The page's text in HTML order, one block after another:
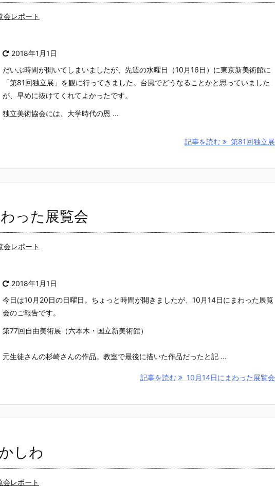
会レポート
2018年1月1日
だいぶ時間が開いてしまいましたが、先週の水曜日（10月16日）に東京新美術館に
「第81回独立展」を観に行ってきました。台風でどうなることかと思っていました
が、早めに抜けてくれてよかったです。
独立美術協会には、大学時代の恩 ...
記事を読む 第81回独立展
った展覧会
会レポート
2018年1月1日
今日は10月20日の日曜日。ちょっと時間が開きましたが、10月14日にまわった展覧
会のご報告です。
第77回自由美術展（六本木・国立新美術館）
元生徒さんの杉崎さんの作品。教室で最後に描いた作品だったと記 ...
記事を読む 10月14日にまわった展覧会
しわ
会レポート